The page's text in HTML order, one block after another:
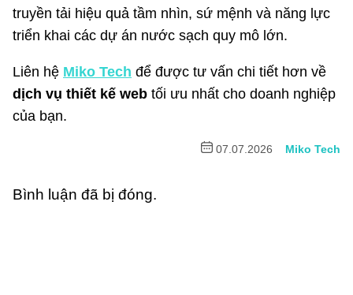
truyền tải hiệu quả tầm nhìn, sứ mệnh và năng lực
triển khai các dự án nước sạch quy mô lớn.
Liên hệ Miko Tech để được tư vấn chi tiết hơn về
dịch vụ thiết kế web tối ưu nhất cho doanh nghiệp
của bạn.
07.07.2026 Miko Tech
Bình luận đã bị đóng.